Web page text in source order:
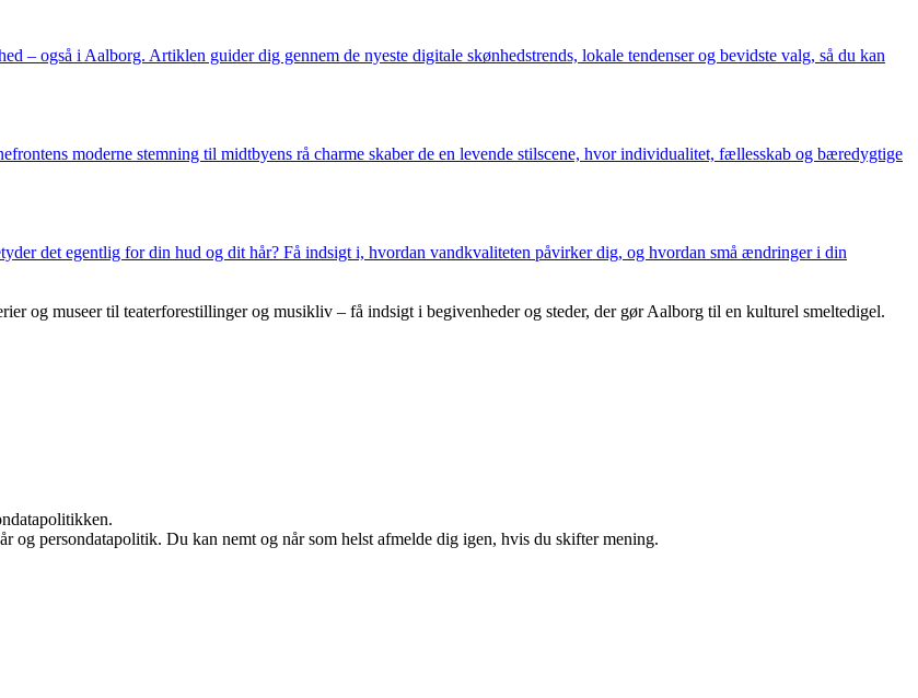
– også i Aalborg. Artiklen guider dig gennem de nyeste digitale skønhedstrends, lokale tendenser og bevidste valg, så du kan
moderne stemning til midtbyens rå charme skaber de en levende stilscene, hvor individualitet, fællesskab og bæredygtige
det egentlig for din hud og dit hår? Få indsigt i, hvordan vandkvaliteten påvirker dig, og hvordan små ændringer i din
og museer til teaterforestillinger og musikliv – få indsigt i begivenheder og steder, der gør Aalborg til en kulturel smeltedigel.
og persondatapolitik. Du kan nemt og når som helst afmelde dig igen, hvis du skifter mening.